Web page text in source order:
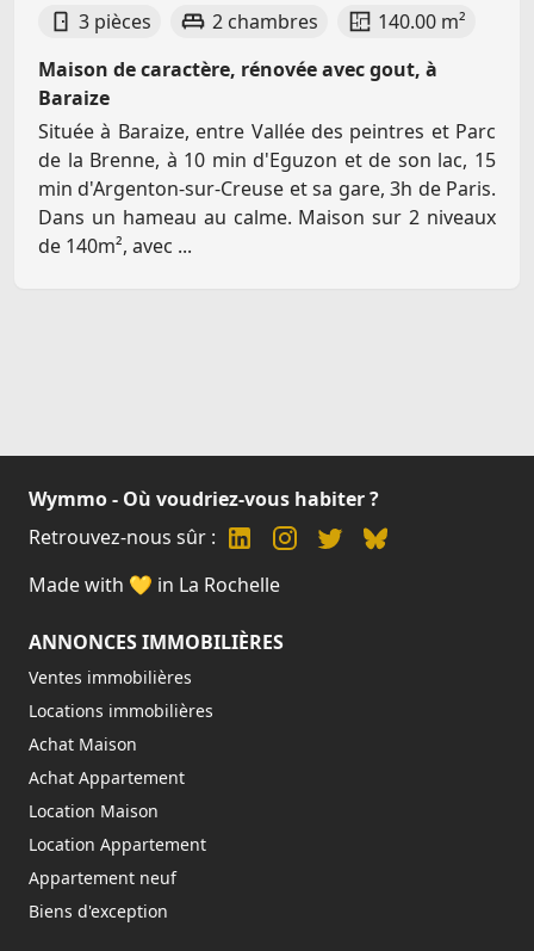
3 pièces 2 chambres
140.00 m²
Maison de caractère, rénovée avec gout, à
Baraize
Située à Baraize, entre Vallée des peintres et Parc
de la Brenne, à 10 min d'Eguzon et de son lac, 15
min d'Argenton-sur-Creuse et sa gare, 3h de Paris.
Dans un hameau au calme. Maison sur 2 niveaux
de 140m², avec ...
Wymmo - Où voudriez-vous habiter ?
Retrouvez-nous sûr :
Made with 💛 in La Rochelle
ANNONCES IMMOBILIÈRES
Ventes immobilières
Locations immobilières
Achat Maison
Achat Appartement
Location Maison
Location Appartement
Appartement neuf
Biens d'exception